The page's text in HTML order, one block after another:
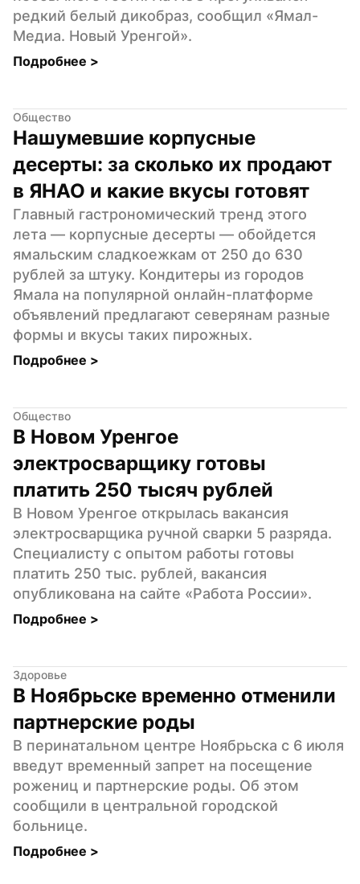
редкий белый дикобраз, сообщил «Ямал-
Медиа. Новый Уренгой».
Подробнее >
Общество
Нашумевшие корпусные
десерты: за сколько их продают
в ЯНАО и какие вкусы готовят
Главный гастрономический тренд этого
лета — корпусные десерты — обойдется
ямальским сладкоежкам от 250 до 630
рублей за штуку. Кондитеры из городов
Ямала на популярной онлайн-платформе
объявлений предлагают северянам разные
формы и вкусы таких пирожных.
Подробнее >
Общество
В Новом Уренгое
электросварщику готовы
платить 250 тысяч рублей
В Новом Уренгое открылась вакансия
электросварщика ручной сварки 5 разряда.
Специалисту с опытом работы готовы
платить 250 тыс. рублей, вакансия
опубликована на сайте «Работа России».
Подробнее >
Здоровье
В Ноябрьске временно отменили
партнерские роды
В перинатальном центре Ноябрьска с 6 июля
введут временный запрет на посещение
рожениц и партнерские роды. Об этом
сообщили в центральной городской
больнице.
Подробнее >